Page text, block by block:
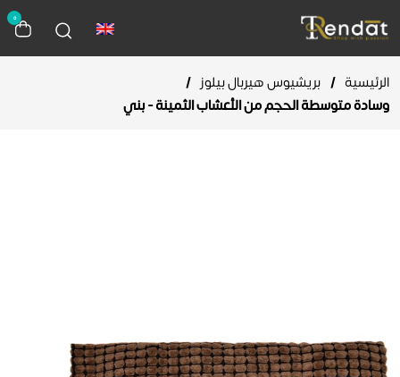
0
الرئيسية / بريشيوس هيربال بيلوز /
وسادة متوسطة الحجم من الأعشاب الثمينة - بني